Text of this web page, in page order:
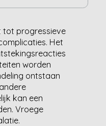
tot progressieve
Het
worden
ontstaan
kan een
Vroege